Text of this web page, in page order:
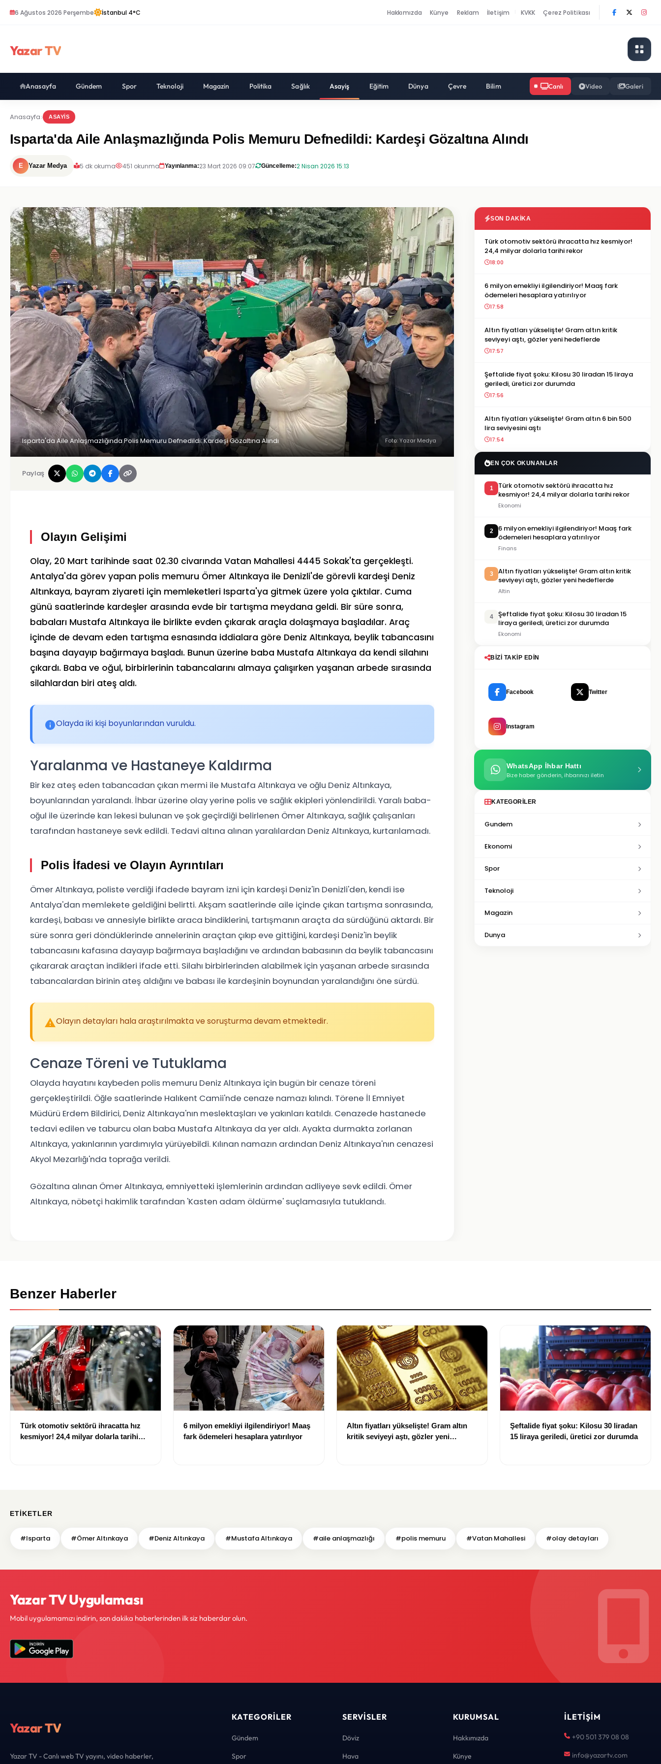
6 Ağustos 2026 Perşembe İstanbul 4°C Hakkımızda Künye Reklam İletişim KVKK Çerez Politikası
Yazar TV
Anasayfa Gündem Spor Teknoloji Magazin Politika Sağlık Asayiş Eğitim Dünya Çevre Bilim Canlı Video Galeri
Anasayfa ASAYIS
Isparta'da Aile Anlaşmazlığında Polis Memuru Defnedildi: Kardeşi Gözaltına Alındı
E Yazar Medya 5 dk okuma 451 okunma Yayınlanma:23 Mart 2026 09:07 Güncelleme:2 Nisan 2026 15:13
Isparta'da Aile Anlaşmazlığında Polis Memuru Defnedildi: Kardeşi Gözaltına Alındı Foto: Yazar Medya
Paylaş
Olayın Gelişimi
Olay, 20 Mart tarihinde saat 02.30 civarında Vatan Mahallesi 4445 Sokak'ta gerçekleşti.
Antalya'da görev yapan polis memuru Ömer Altınkaya ile Denizli'de görevli kardeşi Deniz
Altınkaya, bayram ziyareti için memleketleri Isparta'ya gitmek üzere yola çıktılar. Cuma
günü saatlerinde kardeşler arasında evde bir tartışma meydana geldi. Bir süre sonra,
babaları Mustafa Altınkaya ile birlikte evden çıkarak araçla dolaşmaya başladılar. Araç
içinde de devam eden tartışma esnasında iddialara göre Deniz Altınkaya, beylik tabancasını
başına dayayıp bağırmaya başladı. Bunun üzerine baba Mustafa Altınkaya da kendi silahını
çıkardı. Baba ve oğul, birbirlerinin tabancalarını almaya çalışırken yaşanan arbede sırasında
silahlardan biri ateş aldı.
Olayda iki kişi boyunlarından vuruldu.
Yaralanma ve Hastaneye Kaldırma
Bir kez ateş eden tabancadan çıkan mermi ile Mustafa Altınkaya ve oğlu Deniz Altınkaya,
boyunlarından yaralandı. İhbar üzerine olay yerine polis ve sağlık ekipleri yönlendirildi. Yaralı baba-
oğul ile üzerinde kan lekesi bulunan ve şok geçirdiği belirlenen Ömer Altınkaya, sağlık çalışanları
tarafından hastaneye sevk edildi. Tedavi altına alınan yaralılardan Deniz Altınkaya, kurtarılamadı.
Polis İfadesi ve Olayın Ayrıntıları
Ömer Altınkaya, poliste verdiği ifadede bayram izni için kardeşi Deniz'in Denizli'den, kendi ise
Antalya'dan memlekete geldiğini belirtti. Akşam saatlerinde aile içinde çıkan tartışma sonrasında,
kardeşi, babası ve annesiyle birlikte araca bindiklerini, tartışmanın araçta da sürdüğünü aktardı. Bir
süre sonra geri döndüklerinde annelerinin araçtan çıkıp eve gittiğini, kardeşi Deniz'in beylik
tabancasını kafasına dayayıp bağırmaya başladığını ve ardından babasının da beylik tabancasını
çıkararak araçtan indikleri ifade etti. Silahı birbirlerinden alabilmek için yaşanan arbede sırasında
tabancalardan birinin ateş aldığını ve babası ile kardeşinin boynundan yaralandığını öne sürdü.
Olayın detayları hala araştırılmakta ve soruşturma devam etmektedir.
Cenaze Töreni ve Tutuklama
Olayda hayatını kaybeden polis memuru Deniz Altınkaya için bugün bir cenaze töreni
gerçekleştirildi. Öğle saatlerinde Halıkent Camii'nde cenaze namazı kılındı. Törene İl Emniyet
Müdürü Erdem Bildirici, Deniz Altınkaya'nın meslektaşları ve yakınları katıldı. Cenazede hastanede
tedavi edilen ve taburcu olan baba Mustafa Altınkaya da yer aldı. Ayakta durmakta zorlanan
Altınkaya, yakınlarının yardımıyla yürüyebildi. Kılınan namazın ardından Deniz Altınkaya'nın cenazesi
Akyol Mezarlığı'nda toprağa verildi.
Gözaltına alınan Ömer Altınkaya, emniyetteki işlemlerinin ardından adliyeye sevk edildi. Ömer
Altınkaya, nöbetçi hakimlik tarafından 'Kasten adam öldürme' suçlamasıyla tutuklandı.
SON DAKIKA
Türk otomotiv sektörü ihracatta hız kesmiyor!
24,4 milyar dolarla tarihi rekor
18:00
6 milyon emekliyi ilgilendiriyor! Maaş fark
ödemeleri hesaplara yatırılıyor
17:58
Altın fiyatları yükselişte! Gram altın kritik
seviyeyi aştı, gözler yeni hedeflerde
17:57
Şeftalide fiyat şoku: Kilosu 30 liradan 15 liraya
geriledi, üretici zor durumda
17:56
Altın fiyatları yükselişte! Gram altın 6 bin 500
lira seviyesini aştı
17:54
EN ÇOK OKUNANLAR
1
Türk otomotiv sektörü ihracatta hız
kesmiyor! 24,4 milyar dolarla tarihi rekor
Ekonomi
2
6 milyon emekliyi ilgilendiriyor! Maaş fark
ödemeleri hesaplara yatırılıyor
Finans
3
Altın fiyatları yükselişte! Gram altın kritik
seviyeyi aştı, gözler yeni hedeflerde
Altin
4
Şeftalide fiyat şoku: Kilosu 30 liradan 15
liraya geriledi, üretici zor durumda
Ekonomi
BIZI TAKIP EDIN
Facebook Twitter
Instagram
WhatsApp İhbar Hattı
Bize haber gönderin, ihbarınızı iletin
KATEGORILER
Gundem
Ekonomi
Spor
Teknoloji
Magazin
Dunya
Benzer Haberler
Türk otomotiv sektörü ihracatta hız
kesmiyor! 24,4 milyar dolarla tarihi
6 milyon emekliyi ilgilendiriyor! Maaş
fark ödemeleri hesaplara yatırılıyor
Altın fiyatları yükselişte! Gram altın
kritik seviyeyi aştı, gözler yeni
Şeftalide fiyat şoku: Kilosu 30 liradan
15 liraya geriledi, üretici zor durumda
ETIKETLER
#Isparta #Ömer Altınkaya #Deniz Altınkaya #Mustafa Altınkaya #aile anlaşmazlığı #polis memuru #Vatan Mahallesi #olay detayları
Yazar TV Uygulaması
Mobil uygulamamızı indirin, son dakika haberlerinden ilk siz haberdar olun.
Yazar TV
Yazar TV - Canlı web TV yayını, video haberler,
KATEGORILER
Gündem
Spor
SERVISLER
Döviz
Hava
KURUMSAL
Hakkımızda
Künye
İLETIŞIM
+90 501 379 08 08
info@yazartv.com